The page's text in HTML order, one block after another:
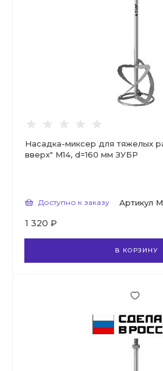
Насадка-миксер для тяжелых
вверх″ М14, d=160 мм ЗУБР
Доступно к заказу Артикул
1 320 ₽
В КОРЗИНУ